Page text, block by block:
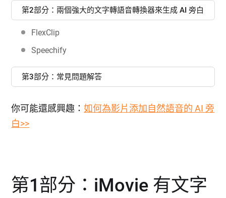
第2部分：兩個強大的文字轉語音轉換器來生成 AI 旁白
FlexClip
Speechify
第3部分：常見問題解答
你可能還感興趣：如何為影片添加自然語音的 AI 旁
白>>
第1部分：iMovie 有文字